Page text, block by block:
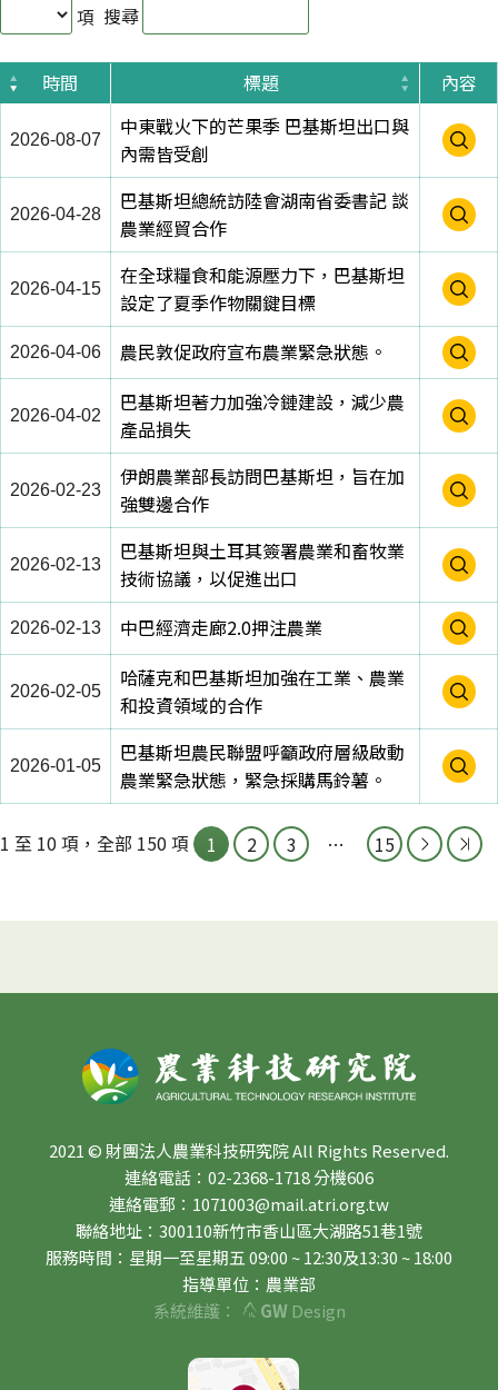
項 搜尋
時間 標題 內容
2026-08-07
中東戰火下的芒果季 巴基斯坦出口與
內需皆受創
2026-04-28
巴基斯坦總統訪陸會湖南省委書記 談
農業經貿合作
2026-04-15
在全球糧食和能源壓力下，巴基斯坦
設定了夏季作物關鍵目標
2026-04-06 農民敦促政府宣布農業緊急狀態。
2026-04-02
巴基斯坦著力加強冷鏈建設，減少農
產品損失
2026-02-23
伊朗農業部長訪問巴基斯坦，旨在加
強雙邊合作
2026-02-13
巴基斯坦與土耳其簽署農業和畜牧業
技術協議，以促進出口
2026-02-13 中巴經濟走廊2.0押注農業
2026-02-05
哈薩克和巴基斯坦加強在工業、農業
和投資領域的合作
2026-01-05
巴基斯坦農民聯盟呼籲政府層級啟動
農業緊急狀態，緊急採購馬鈴薯。
1 至 10 項，全部 150 項 1 2 3 … 15
2021 © 財團法人農業科技研究院 All Rights Reserved.
連絡電話：02-2368-1718 分機606
連絡電郵：1071003@mail.atri.org.tw
聯絡地址：300110新竹市香山區大湖路51巷1號
服務時間：星期一至星期五 09:00 ~ 12:30及13:30 ~ 18:00
指導單位：農業部
系統維護：
GWDesign